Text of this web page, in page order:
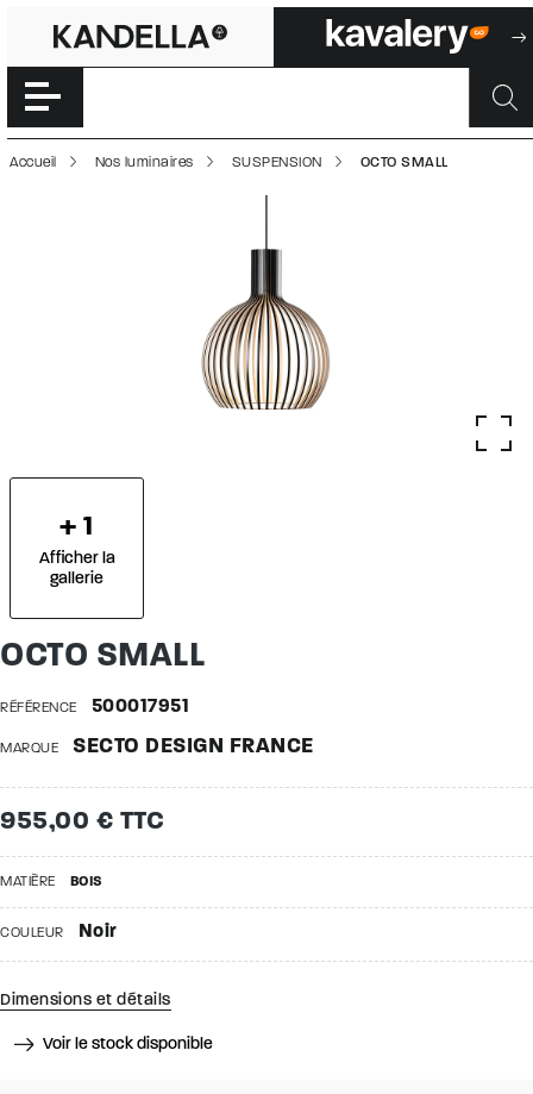
OCTO SMALL |
Accéder directement au contenu de la page
Accueil Nos luminaires SUSPENSION OCTO SMALL
+ 1
Afficher la
gallerie
OCTO SMALL
RÉFÉRENCE 500017951
MARQUE SECTO DESIGN FRANCE
955,00 € TTC
MATIÈRE BOIS
COULEUR Noir
Dimensions et détails
Voir le stock disponible